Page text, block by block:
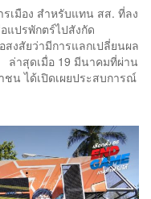
รเมือง สำหรับแทน สส. ที่ลง
แปรพักตร์ไปสังกัด
งสัยว่ามีการแลกเปลี่ยนผล
ล่าสุดเมื่อ 19 มีนาคมที่ผ่าน
น ได้เปิดเผยประสบการณ์